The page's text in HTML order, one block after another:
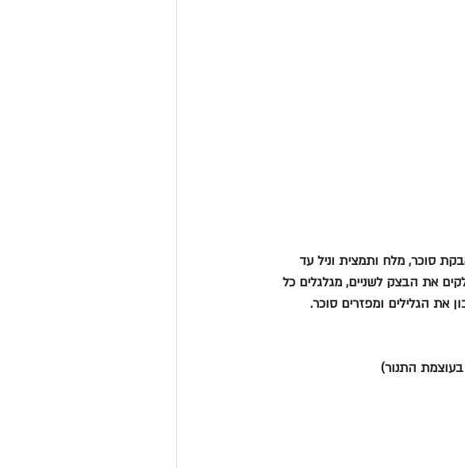
סוכר, מלח ותמצית וניל עד
את הבצק לשניים, מגלגלים כל